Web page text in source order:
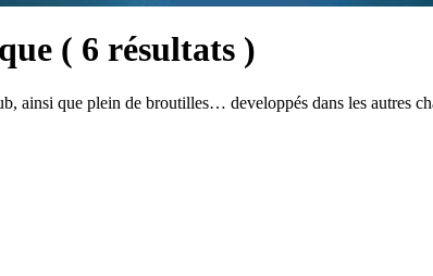
( 6 résultats )
ainsi que plein de broutilles… developpés dans les autres